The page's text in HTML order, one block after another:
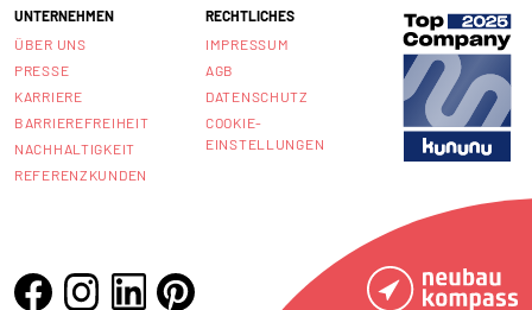
UNTERNEHMEN
ÜBER UNS
PRESSE
KARRIERE
BARRIEREFREIHEIT
NACHHALTIGKEIT
REFERENZKUNDEN
RECHTLICHES
IMPRESSUM
AGB
DATENSCHUTZ
COOKIE-
EINSTELLUNGEN